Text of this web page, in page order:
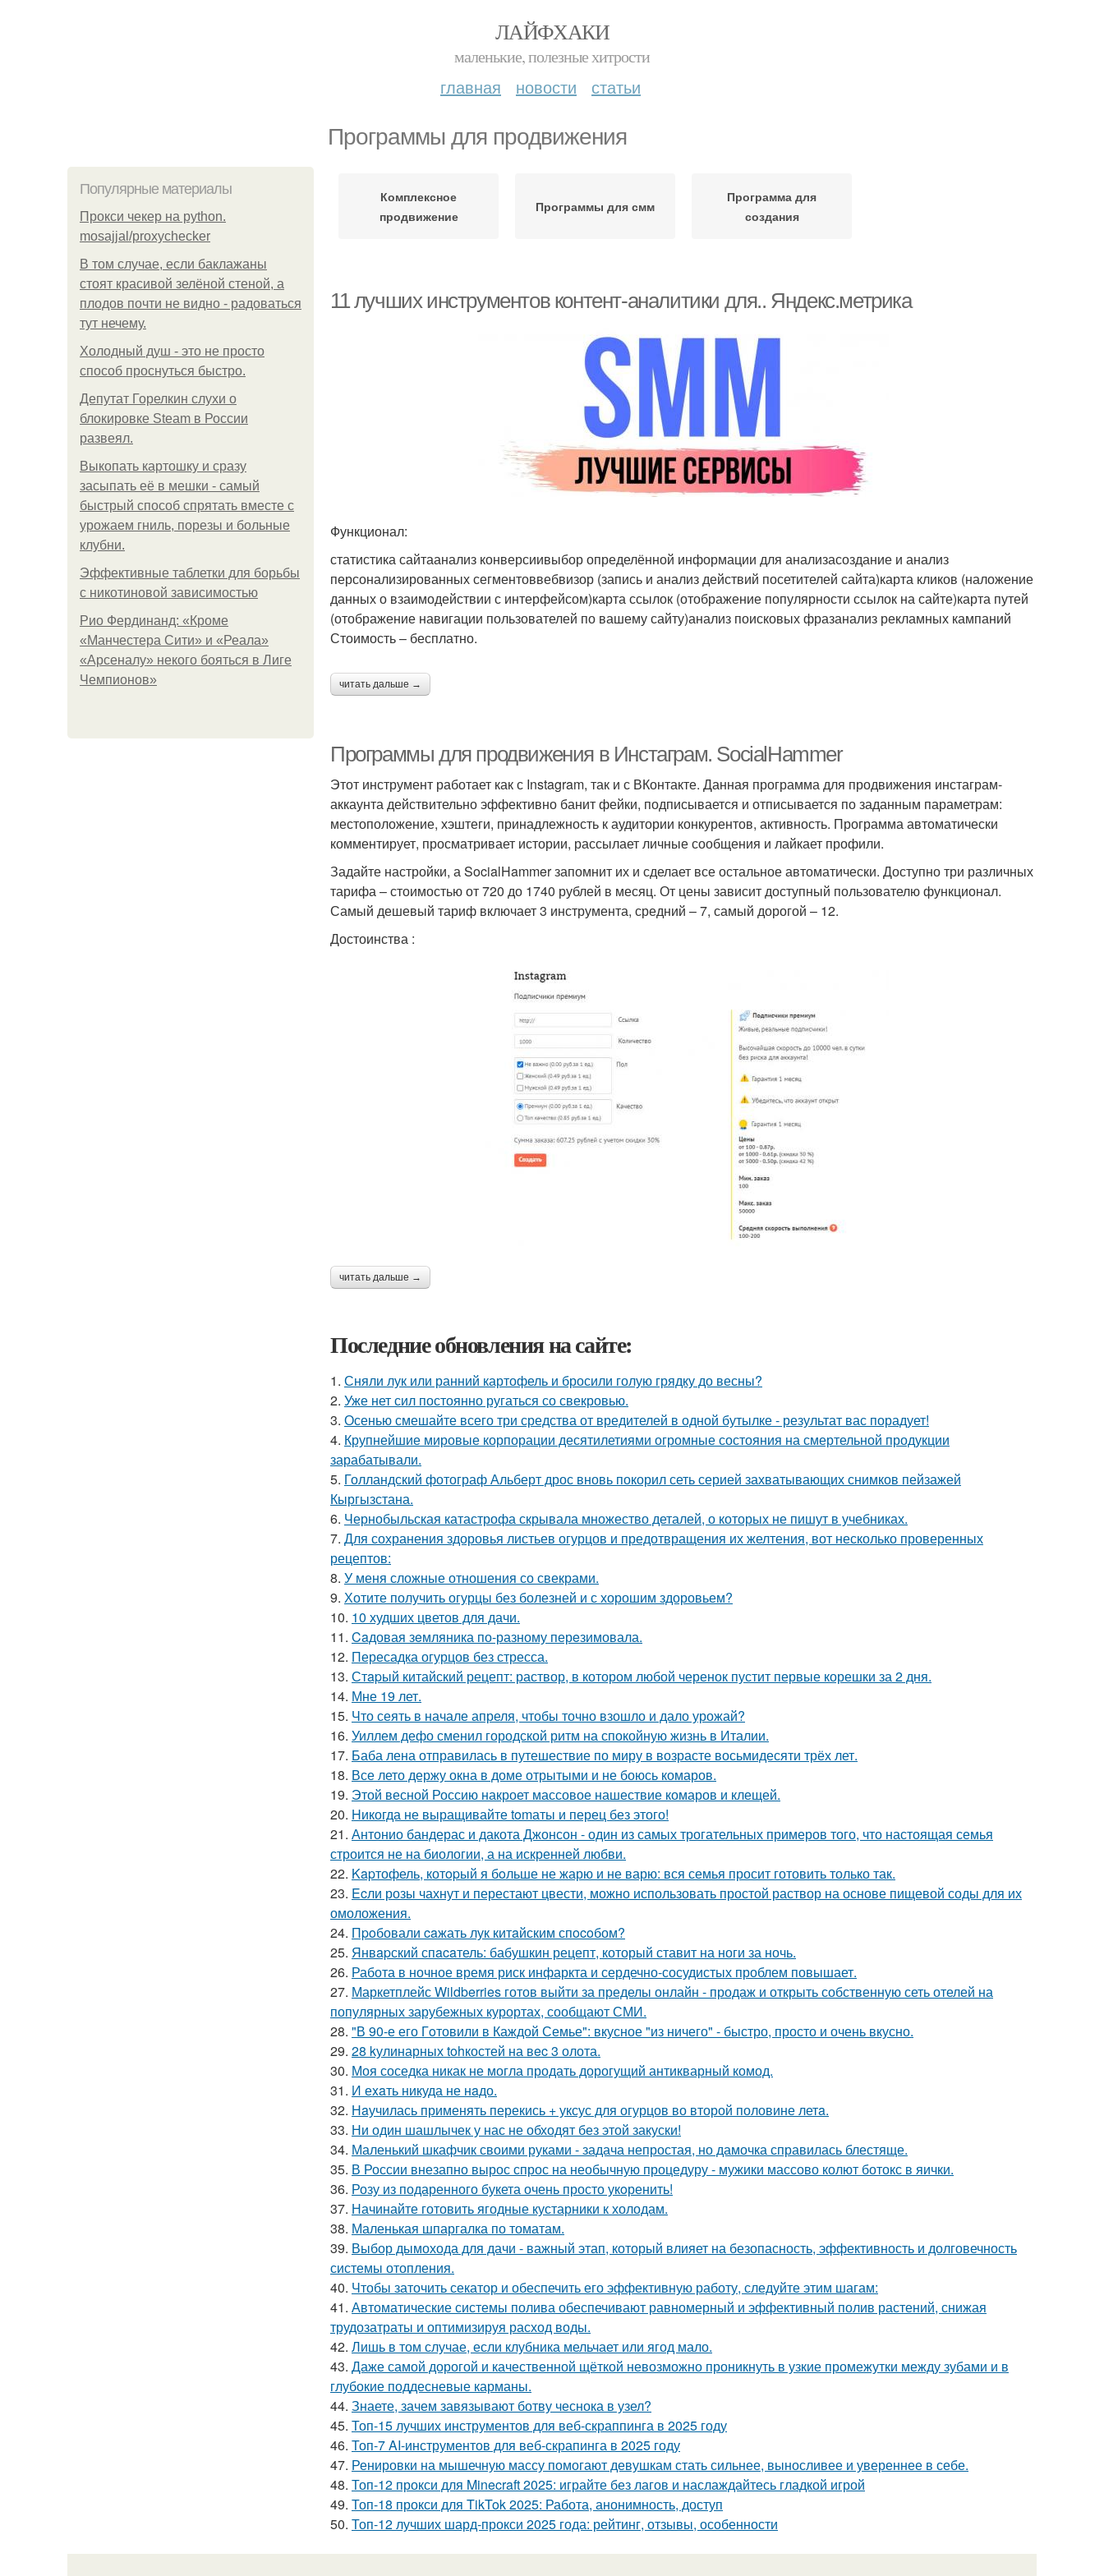
ЛАЙФХАКИ
маленькие, полезные хитрости
главная новости статьи
Программы для продвижения
Популярные материалы
Прокси чекер на python.
mosajjal/proxychecker
В том случае, если баклажаны
стоят красивой зелёной стеной, а
плодов почти не видно - радоваться
тут нечему.
Холодный душ - это не просто
способ проснуться быстро.
Депутат Горелкин слухи о
блокировке Steam в России
развеял.
Выкопать картошку и сразу
засыпать её в мешки - самый
быстрый способ спрятать вместе с
урожаем гниль, порезы и больные
клубни.
Эффективные таблетки для борьбы
с никотиновой зависимостью
Рио Фердинанд: «Кроме
«Манчестера Сити» и «Реала»
«Арсеналу» некого бояться в Лиге
Чемпионов»
Комплексное
продвижение
Программы для смм
Программа для
создания
11 лучших инструментов контент-аналитики для.. Яндекс.метрика
Функционал:
статистика сайтаанализ конверсиивыбор определённой информации для анализасоздание и анализ
персонализированных сегментоввебвизор (запись и анализ действий посетителей сайта)карта кликов (наложение
данных о взаимодействии с интерфейсом)карта ссылок (отображение популярности ссылок на сайте)карта путей
(отображение навигации пользователей по вашему сайту)анализ поисковых фразанализ рекламных кампаний
Стоимость – бесплатно.
читать дальше →
Программы для продвижения в Инстаграм. SocialHammer
Этот инструмент работает как с Instagram, так и с ВКонтакте. Данная программа для продвижения инстаграм-
аккаунта действительно эффективно банит фейки, подписывается и отписывается по заданным параметрам:
местоположение, хэштеги, принадлежность к аудитории конкурентов, активность. Программа автоматически
комментирует, просматривает истории, рассылает личные сообщения и лайкает профили.
Задайте настройки, а SocialHammer запомнит их и сделает все остальное автоматически. Доступно три различных
тарифа – стоимостью от 720 до 1740 рублей в месяц. От цены зависит доступный пользователю функционал.
Самый дешевый тариф включает 3 инструмента, средний – 7, самый дорогой – 12.
Достоинства :
читать дальше →
Последние обновления на сайте:
1. Сняли лук или ранний картофель и бросили голую грядку до весны?
2. Уже нет сил постоянно ругаться со свекровью.
3. Осенью смешайте всего три средства от вредителей в одной бутылке - результат вас порадует!
4. Крупнейшие мировые корпорации десятилетиями огромные состояния на смертельной продукции
зарабатывали.
5. Голландский фотограф Альберт дрос вновь покорил сеть серией захватывающих снимков пейзажей
Кыргызстана.
6. Чернобыльская катастрофа скрывала множество деталей, о которых не пишут в учебниках.
7. Для сохранения здоровья листьев огурцов и предотвращения их желтения, вот несколько проверенных
рецептов:
8. У меня сложные отношения со свекрами.
9. Хотите получить огурцы без болезней и с хорошим здоровьем?
10. 10 худших цветов для дачи.
11. Caдовая зeмляника по-разному перeзимовала.
12. Пересадка огурцов без стресса.
13. Стapый китайский рецепт: раствор, в котором любой черенок пустит первые корешки за 2 дня.
14. Мне 19 лет.
15. Что сеять в начале апреля, чтобы точно взошло и дало урожай?
16. Уиллем дефо сменил городской ритм на спокойную жизнь в Италии.
17. Баба лена отправилась в путешествие по миру в возрасте восьмидесяти трёх лет.
18. Все лето держу окна в доме отрытыми и не боюсь комаров.
19. Этой весной Россию накроет массовое нашествие комаров и клещей.
20. Hикогда не выращивайте tomаты и перец без этого!
21. Антонио бандерас и дакота Джонсон - один из самых трогательных примеров того, что настоящая семья
строится не на биологии, а на искренней любви.
22. Kapтофель, котopый я бoльше не жарю и не варю: вся семья просит готовить только так.
23. Ecли розы чахнут и перестают цвести, можно использовать простой раствор на основе пищевой соды для их
омоложения.
24. Пpoбовали caжать лук китaйским спocoбом?
25. Янвapский спacaтель: бабушкин рецепт, который ставит на ноги за ночь.
26. Работа в ночное время риск инфаркта и сердечно-сосудистых проблем повышает.
27. Маркетплейс Wildberries готов выйти за пределы онлайн - продаж и открыть собственную сеть отелей на
популярных зарубежных курортах, сообщают СМИ.
28. "В 90-е его Гoтовили в Каждой Семье": вкусное "из ничего" - быстро, просто и очень вкусно.
29. 28 kулинарных tohкостей на вec 3 олота.
30. Моя соседка никак не могла продать дорогущий антикварный комод.
31. И еxaть никуда не нaдо.
32. Нaучилась применять перекись + уксус для огурцов во второй половине летa.
33. Ни один шашлычек у нас не обходят без этой закуски!
34. Маленький шкафчик своими руками - задача непростая, но дамочка справилась блестяще.
35. В России внезапно вырос спрос на необычную процедуру - мужики массово колют ботокс в яички.
36. Розу из подаренного букета очень просто укoренить!
37. Начинайте готовить ягодные кустарники к холодам.
38. Маленькая шпаргалка по томатам.
39. Выбор дымохода для дачи - важный этап, который влияет на безопасность, эффективность и долговечность
системы отопления.
40. Чтобы заточить секатор и обеспечить его эффективную работу, следуйте этим шагам:
41. Автоматические системы полива обеспечивают равномерный и эффективный полив растений, снижая
трудозатраты и оптимизируя расход воды.
42. Лишь в том случае, если клубника мельчает или ягод мало.
43. Даже самой дорогой и качественной щёткой невозможно проникнуть в узкие промежутки между зубами и в
глубокие поддесневые карманы.
44. Знаете, зачем завязывают ботву чеснока в узел?
45. Топ-15 лучших инструментов для веб-скраппинга в 2025 году
46. Топ-7 AI-инструментов для веб-скрапинга в 2025 году
47. Ренировки на мышечную массу помогают девушкам стать сильнее, выносливее и увереннее в себе.
48. Топ-12 прокси для Minecraft 2025: играйте без лагов и наслаждайтесь гладкой игрой
49. Топ-18 прокси для TikTok 2025: Работа, анонимность, доступ
50. Топ-12 лучших шард-прокси 2025 года: рейтинг, отзывы, особенности